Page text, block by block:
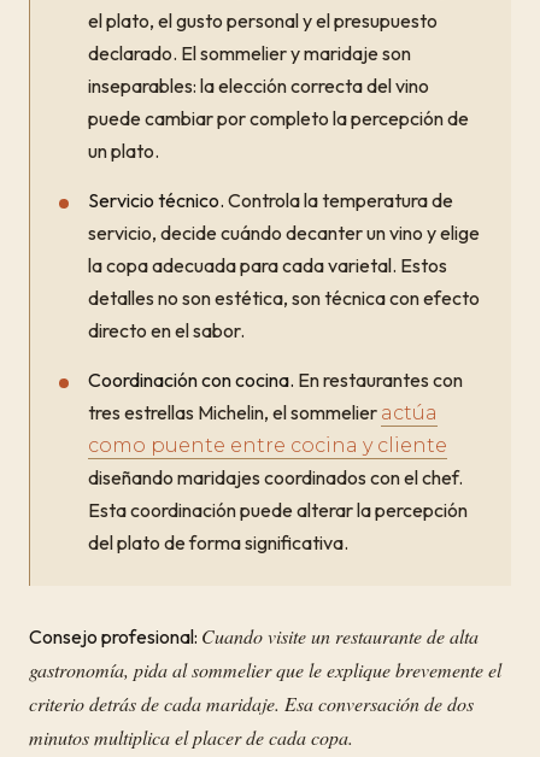
el plato, el gusto personal y el presupuesto
declarado. El sommelier y maridaje son
inseparables: la elección correcta del vino
puede cambiar por completo la percepción de
un plato.
Servicio técnico. Controla la temperatura de
servicio, decide cuándo decanter un vino y elige
la copa adecuada para cada varietal. Estos
detalles no son estética, son técnica con efecto
directo en el sabor.
Coordinación con cocina. En restaurantes con
tres estrellas Michelin, el sommelier actúa
como puente entre cocina y cliente
diseñando maridajes coordinados con el chef.
Esta coordinación puede alterar la percepción
del plato de forma significativa.
Consejo profesional: Cuando visite un restaurante de alta
gastronomía, pida al sommelier que le explique brevemente el
criterio detrás de cada maridaje. Esa conversación de dos
minutos multiplica el placer de cada copa.